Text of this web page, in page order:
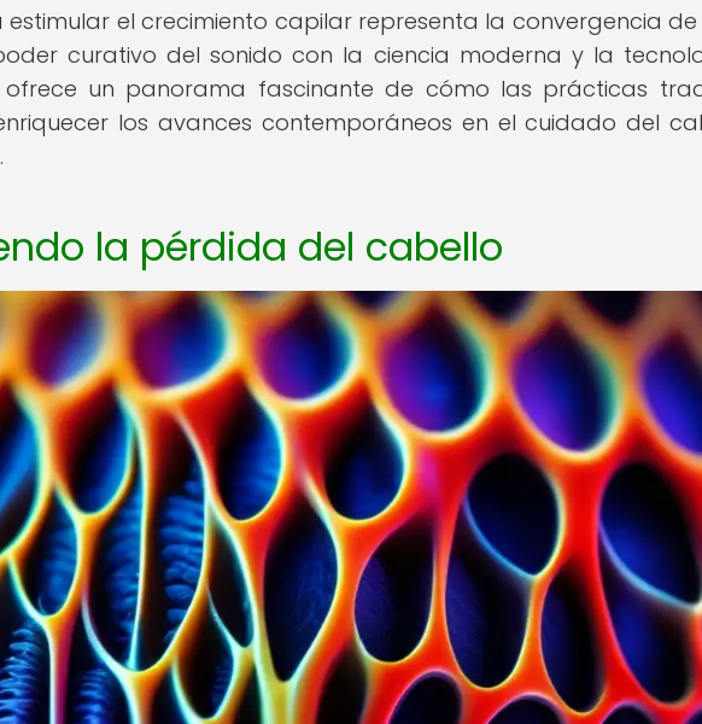
el crecimiento capilar representa la convergencia
curativo del sonido con la ciencia moderna y la
un panorama fascinante de cómo las prácticas
los avances contemporáneos en el cuidado del
la pérdida del cabello